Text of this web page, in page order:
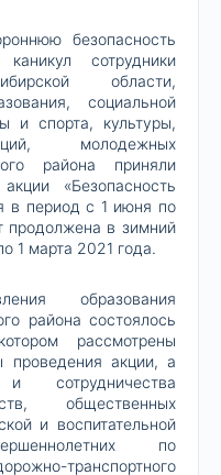
безопасность
сотрудники
области,
социальной
и спорта, культуры,
молодежных
района приняли
«Безопасность
в период с 1 июня по
продолжена в зимний
1 марта 2021 года.
образования
района состоялось
рассмотрены
проведения акции, а
сотрудничества
общественных
и воспитательной
по
транспортного